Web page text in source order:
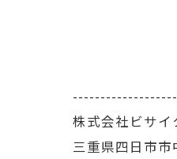
株式会社ビサイ
三重県四日市